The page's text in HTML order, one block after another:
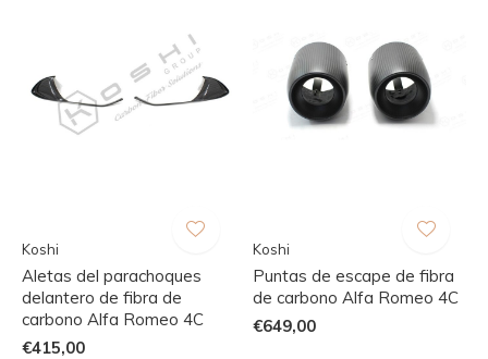
Koshi
Aletas del parachoques
delantero de fibra de
carbono Alfa Romeo 4C
€415,00
Koshi
Puntas de escape de fibra
de carbono Alfa Romeo 4C
€649,00